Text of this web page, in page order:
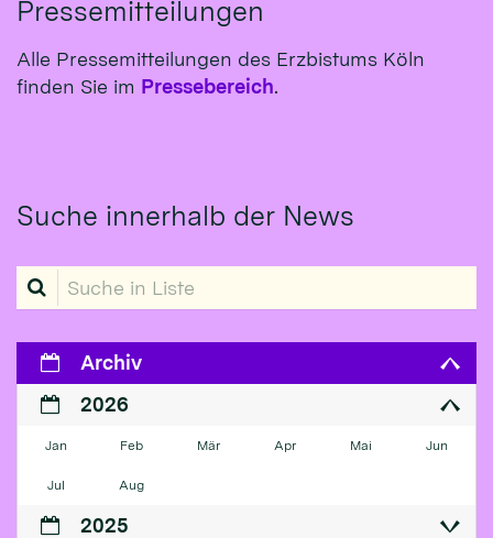
Pressemitteilungen
Alle Pressemitteilungen des Erzbistums Köln
finden Sie im Pressebereich.
Suche innerhalb der News
Suche in Liste
Archiv
2026
Jan Feb Mär Apr Mai Jun
Jul Aug
2025